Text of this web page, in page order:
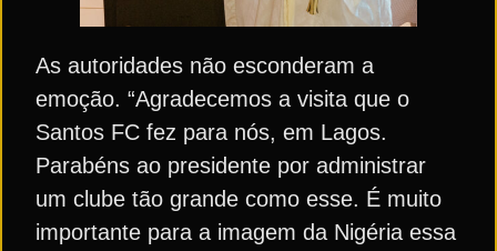
As autoridades não esconderam a
emoção. “Agradecemos a visita que o
Santos FC fez para nós, em Lagos.
Parabéns ao presidente por administrar
um clube tão grande como esse. É muito
importante para a imagem da Nigéria essa